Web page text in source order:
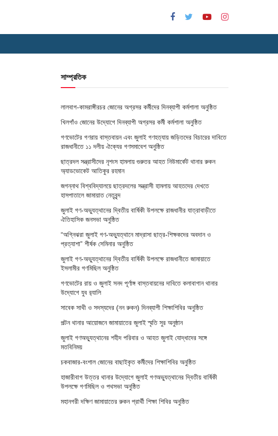
সাম্প্রতিক
লালবাগ-কামরাঙ্গীরচর জোনের অগ্রসর কর্মীদের দিনব্যাপী কর্মশালা অনুষ্ঠিত
খিলগাঁও জোনের উদ্যোগে দিনব্যাপী অগ্রসর কর্মী কর্মশালা অনুষ্ঠিত
গণভোটের গণরায় বাস্তবায়ন এবং জুলাই গণহত্যায় জড়িতদের বিচারের দাবিতে
রাজধানীতে ১১ দলীয় ঐক্যের গণসমাবেশ অনুষ্ঠিত
ছাত্রদল সন্ত্রাসীদের নৃশংস হামলায় গুরুতর আহত নিউমার্কেট থানার রুকন
অ্যাডভোকেট আতিকুর রহমান
জগন্নাথ বিশ্ববিদ্যালয়ে ছাত্রদলের সন্ত্রাসী হামলায় আহতদের দেখতে
হাসপাতালে জামায়াত নেতৃবৃন্দ
জুলাই গণ-অভ্যুত্থানের দ্বিতীয় বার্ষিকী উপলক্ষে রাজধানীর যাত্রাবাড়ীতে
ঐতিহাসিক জনসভা অনুষ্ঠিত
“অগ্নিঝরা জুলাই গণ-অভ্যুত্থানে মাদ্রাসা ছাত্র-শিক্ষকদের অবদান ও
প্রত্যাশা” শীর্ষক সেমিনার অনুষ্ঠিত
জুলাই গণ-অভ্যুত্থানের দ্বিতীয় বার্ষিকী উপলক্ষে রাজধানীতে জামায়াতে
ইসলামীর গণমিছিল অনুষ্ঠিত
গণভোটের রায় ও জুলাই সনদ পূর্ণাঙ্গ বাস্তবায়নের দাবিতে কলাবাগান থানার
উদ্যোগে যুব র‌্যালি
সাবেক সাথী ও সদস্যদের (নন রুকন) দিনব্যাপী শিক্ষাশিবির অনুষ্ঠিত
পল্টন থানার আয়োজনে জামায়াতের জুলাই স্মৃতি সুর অনুষ্ঠান
জুলাই গণঅভ্যুত্থানের শহীদ পরিবার ও আহত জুলাই যোদ্ধাদের সঙ্গে
মতবিনিময়
চকবাজার-বংশাল জোনের বাছাইকৃত কর্মীদের শিক্ষাশিবির অনুষ্ঠিত
হাজারীবাগ উত্তর থানার উদ্যোগে জুলাই গণঅভ্যুত্থানের দ্বিতীয় বার্ষিকী
উপলক্ষে গণমিছিল ও পথসভা অনুষ্ঠিত
মহানগরী দক্ষিণ জামায়াতের রুকন প্রার্থী শিক্ষা শিবির অনুষ্ঠিত